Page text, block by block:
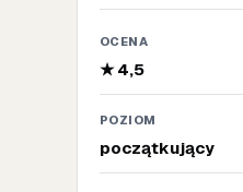
OCENA
★ 4,5
POZIOM
początkujący